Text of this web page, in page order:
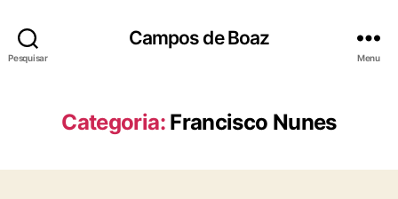
Pesquisar
Campos de Boaz
Menu
Categoria: Francisco Nunes